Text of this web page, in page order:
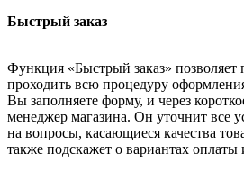
Быстрый заказ
Функция «Быстрый заказ» позволяет
проходить всю процедуру
Вы заполняете форму, и через
менеджер магазина. Он уточнит все
на вопросы, касающиеся качества
также подскажет о вариантах оплаты